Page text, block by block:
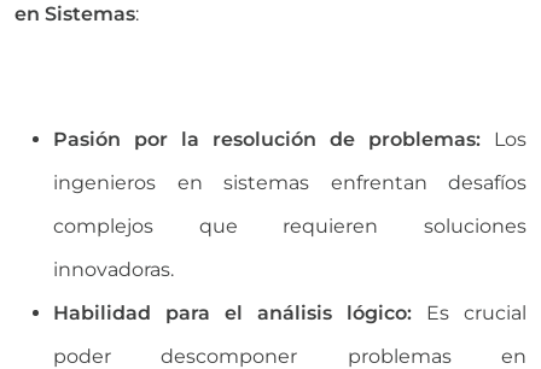
en Sistemas:
Pasión por la resolución de problemas: Los
ingenieros en sistemas enfrentan desafíos
complejos que requieren soluciones
innovadoras.
Habilidad para el análisis lógico: Es crucial
poder descomponer problemas en